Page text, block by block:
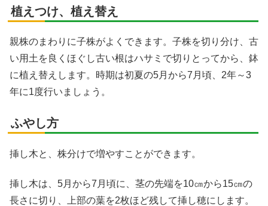
植えつけ、植え替え
親株のまわりに子株がよくできます。子株を切り分け、古
い用土を良くほぐし古い根はハサミで切りとってから、鉢
に植え替えします。時期は初夏の5月から7月頃、2年～3
年に1度行いましょう。
ふやし方
挿し木と、株分けで増やすことができます。
挿し木は、5月から7月頃に、茎の先端を10㎝から15㎝の
長さに切り、上部の葉を2枚ほど残して挿し穂にします。